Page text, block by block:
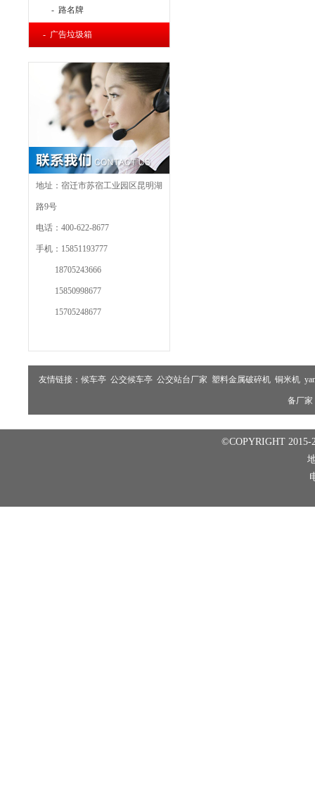
- 路名牌
- 广告垃圾箱
地址：宿迁市苏宿工业园区昆明湖
路9号
电话：400-622-8677
手机：15851193777
18705243666
15850998677
15705248677
友情链接： 候车亭 公交候车亭 公交站台厂家 塑料金属破碎机 铜米机
备厂家
©COPYRIGHT 2015-